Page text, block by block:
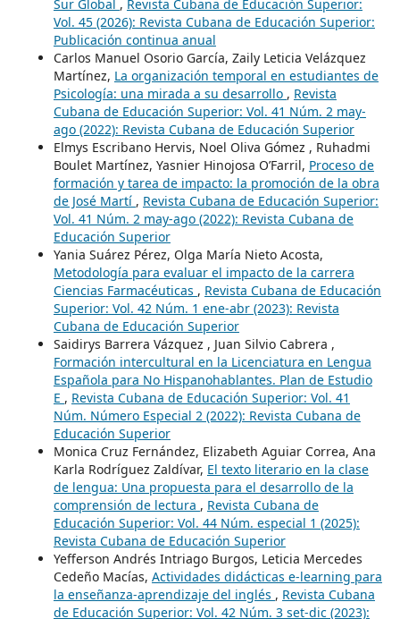
Sur Global , Revista Cubana de Educación Superior:
Vol. 45 (2026): Revista Cubana de Educación Superior:
Publicación continua anual
Carlos Manuel Osorio García, Zaily Leticia Velázquez
Martínez, La organización temporal en estudiantes de
Psicología: una mirada a su desarrollo , Revista
Cubana de Educación Superior: Vol. 41 Núm. 2 may-
ago (2022): Revista Cubana de Educación Superior
Elmys Escribano Hervis, Noel Oliva Gómez , Ruhadmi
Boulet Martínez, Yasnier Hinojosa O’Farril, Proceso de
formación y tarea de impacto: la promoción de la obra
de José Martí , Revista Cubana de Educación Superior:
Vol. 41 Núm. 2 may-ago (2022): Revista Cubana de
Educación Superior
Yania Suárez Pérez, Olga María Nieto Acosta,
Metodología para evaluar el impacto de la carrera
Ciencias Farmacéuticas , Revista Cubana de Educación
Superior: Vol. 42 Núm. 1 ene-abr (2023): Revista
Cubana de Educación Superior
Saidirys Barrera Vázquez , Juan Silvio Cabrera ,
Formación intercultural en la Licenciatura en Lengua
Española para No Hispanohablantes. Plan de Estudio
E , Revista Cubana de Educación Superior: Vol. 41
Núm. Número Especial 2 (2022): Revista Cubana de
Educación Superior
Monica Cruz Fernández, Elizabeth Aguiar Correa, Ana
Karla Rodríguez Zaldívar, El texto literario en la clase
de lengua: Una propuesta para el desarrollo de la
comprensión de lectura , Revista Cubana de
Educación Superior: Vol. 44 Núm. especial 1 (2025):
Revista Cubana de Educación Superior
Yefferson Andrés Intriago Burgos, Leticia Mercedes
Cedeño Macías, Actividades didácticas e-learning para
la enseñanza-aprendizaje del inglés , Revista Cubana
de Educación Superior: Vol. 42 Núm. 3 set-dic (2023):